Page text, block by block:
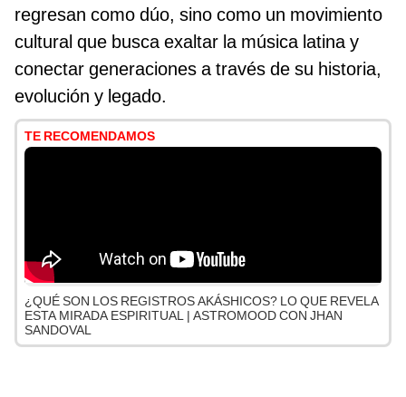
regresan como dúo, sino como un movimiento
cultural que busca exaltar la música latina y
conectar generaciones a través de su historia,
evolución y legado.
TE RECOMENDAMOS
¿QUÉ SON LOS REGISTROS AKÁSHICOS? LO QUE REVELA
ESTA MIRADA ESPIRITUAL | ASTROMOOD CON JHAN
SANDOVAL